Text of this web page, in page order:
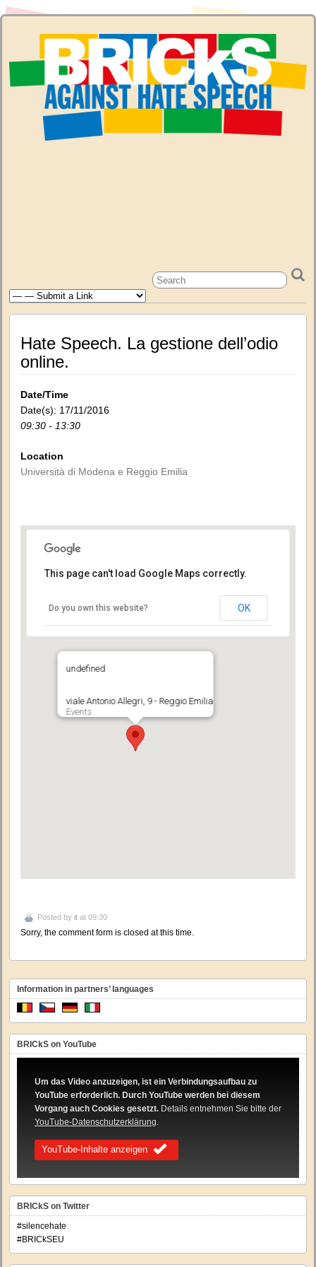
Hate Speech. La gestione dell’odio
online.
Date/Time
Date(s): 17/11/2016
09:30 - 13:30
Location
Università di Modena e Reggio Emilia
undefined
viale Antonio Allegri, 9 - Reggio Emilia
Events
This page can't load Google Maps correctly.
Do you own this website? OK
Posted by it at 09:30
Sorry, the comment form is closed at this time.
Information in partners’ languages
BRICkS on YouTube
Um das Video anzuzeigen, ist ein Verbindungsaufbau zu
YouTube erforderlich. Durch YouTube werden bei diesem
Vorgang auch Cookies gesetzt. Details entnehmen Sie bitte der
YouTube-Datenschutzerklärung
YouTube-Inhalte anzeigen
BRICkS on Twitter
#silencehate
#BRICkSEU